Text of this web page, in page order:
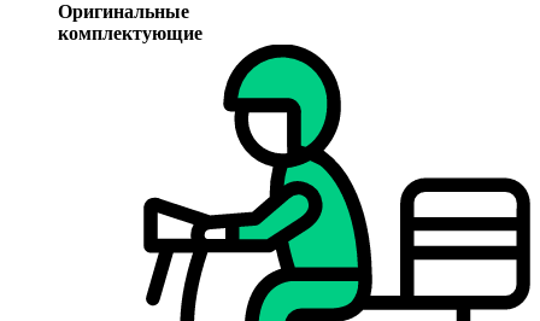
Оригинальные
комплектующие